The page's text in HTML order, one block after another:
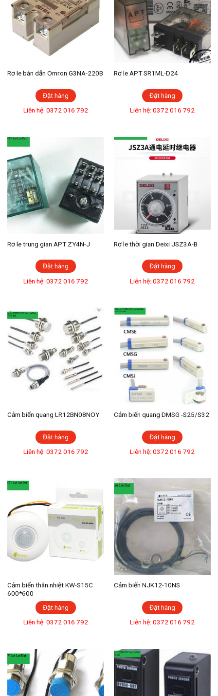
Rơ le bán dẫn Omron G3NA-220B
Đặt hàng
Liên hệ: 0372 016 792
Rơ le APT SR1ML-D24
Đặt hàng
Liên hệ: 0372 016 792
Rơ le trung gian APT ZY4N-J
Đặt hàng
Liên hệ: 0372 016 792
Rơ le thời gian Deixi JSZ3A-B
Đặt hàng
Liên hệ: 0372 016 792
Cảm biến quang LR12BN08NOY
Đặt hàng
Liên hệ: 0372 016 792
Cảm biến quang DMSG -S25/S32
Đặt hàng
Liên hệ: 0372 016 792
Cảm biến thân nhiệt KW-S15C
600*600
Đặt hàng
Liên hệ: 0372 016 792
Cảm biến NJK12-10NS
Đặt hàng
Liên hệ: 0372 016 792